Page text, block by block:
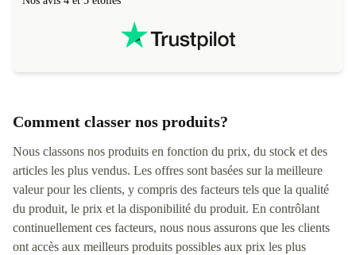
Comment classer nos produits?
Nous classons nos produits en fonction du prix, du stock et des
articles les plus vendus. Les offres sont basées sur la meilleure
valeur pour les clients, y compris des facteurs tels que la qualité
du produit, le prix et la disponibilité du produit. En contrôlant
continuellement ces facteurs, nous nous assurons que les clients
ont accès aux meilleurs produits possibles aux prix les plus